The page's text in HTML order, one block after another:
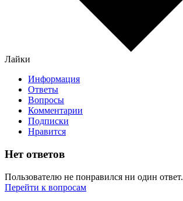
Лайки
Информация
Ответы
Вопросы
Комментарии
Подписки
Нравится
Нет ответов
Пользователю не понравился ни один ответ.
Перейти к вопросам